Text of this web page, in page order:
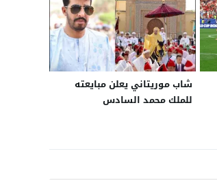
شاب موريتاني يعلن مبايعته
للملك محمد السادس